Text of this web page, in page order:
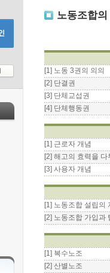
노동조합
[1] 노동 3권의 의의
[2] 단결권
[3] 단체교섭권
[4] 단체행동권
[1] 근로자 개념
[2] 해고의 효력을
[3] 사용자 개념
[1] 노동조합 설립의
[2] 노동조합 가입과
[1] 복수노조
[2] 산별노조